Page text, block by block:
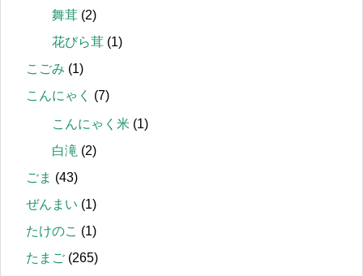
舞茸 (2)
花びら茸 (1)
こごみ (1)
こんにゃく
(7)
こんにゃく米 (1)
白滝 (2)
ごま (43)
ぜんまい (1)
たけのこ (1)
たまご (265)